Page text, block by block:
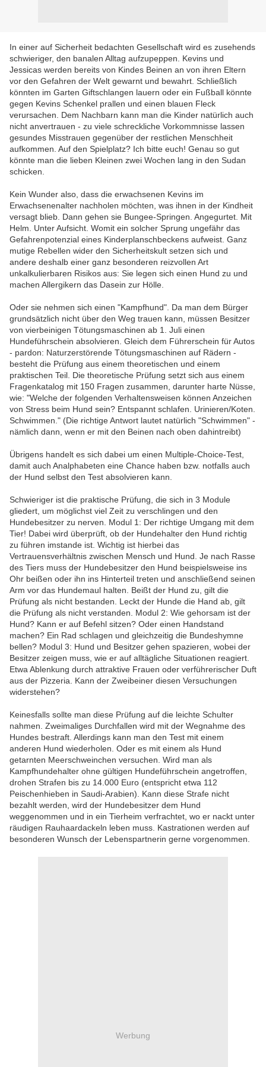
In einer auf Sicherheit bedachten Gesellschaft wird es zusehends
schwieriger, den banalen Alltag aufzupeppen. Kevins und
Jessicas werden bereits von Kindes Beinen an von ihren Eltern
vor den Gefahren der Welt gewarnt und bewahrt. Schließlich
könnten im Garten Giftschlangen lauern oder ein Fußball könnte
gegen Kevins Schenkel prallen und einen blauen Fleck
verursachen. Dem Nachbarn kann man die Kinder natürlich auch
nicht anvertrauen - zu viele schreckliche Vorkommnisse lassen
gesundes Misstrauen gegenüber der restlichen Menschheit
aufkommen. Auf den Spielplatz? Ich bitte euch! Genau so gut
könnte man die lieben Kleinen zwei Wochen lang in den Sudan
schicken.
Kein Wunder also, dass die erwachsenen Kevins im
Erwachsenenalter nachholen möchten, was ihnen in der Kindheit
versagt blieb. Dann gehen sie Bungee-Springen. Angegurtet. Mit
Helm. Unter Aufsicht. Womit ein solcher Sprung ungefähr das
Gefahrenpotenzial eines Kinderplanschbeckens aufweist. Ganz
mutige Rebellen wider den Sicherheitskult setzen sich und
andere deshalb einer ganz besonderen reizvollen Art
unkalkulierbaren Risikos aus: Sie legen sich einen Hund zu und
machen Allergikern das Dasein zur Hölle.
Oder sie nehmen sich einen "Kampfhund". Da man dem Bürger
grundsätzlich nicht über den Weg trauen kann, müssen Besitzer
von vierbeinigen Tötungsmaschinen ab 1. Juli einen
Hundeführschein absolvieren. Gleich dem Führerschein für Autos
- pardon: Naturzerstörende Tötungsmaschinen auf Rädern -
besteht die Prüfung aus einem theoretischen und einem
praktischen Teil. Die theoretische Prüfung setzt sich aus einem
Fragenkatalog mit 150 Fragen zusammen, darunter harte Nüsse,
wie: "Welche der folgenden Verhaltensweisen können Anzeichen
von Stress beim Hund sein? Entspannt schlafen. Urinieren/Koten.
Schwimmen." (Die richtige Antwort lautet natürlich "Schwimmen" -
nämlich dann, wenn er mit den Beinen nach oben dahintreibt)
Übrigens handelt es sich dabei um einen Multiple-Choice-Test,
damit auch Analphabeten eine Chance haben bzw. notfalls auch
der Hund selbst den Test absolvieren kann.
Schwieriger ist die praktische Prüfung, die sich in 3 Module
gliedert, um möglichst viel Zeit zu verschlingen und den
Hundebesitzer zu nerven. Modul 1: Der richtige Umgang mit dem
Tier! Dabei wird überprüft, ob der Hundehalter den Hund richtig
zu führen imstande ist. Wichtig ist hierbei das
Vertrauensverhältnis zwischen Mensch und Hund. Je nach Rasse
des Tiers muss der Hundebesitzer den Hund beispielsweise ins
Ohr beißen oder ihn ins Hinterteil treten und anschließend seinen
Arm vor das Hundemaul halten. Beißt der Hund zu, gilt die
Prüfung als nicht bestanden. Leckt der Hunde die Hand ab, gilt
die Prüfung als nicht verstanden. Modul 2: Wie gehorsam ist der
Hund? Kann er auf Befehl sitzen? Oder einen Handstand
machen? Ein Rad schlagen und gleichzeitig die Bundeshymne
bellen? Modul 3: Hund und Besitzer gehen spazieren, wobei der
Besitzer zeigen muss, wie er auf alltägliche Situationen reagiert.
Etwa Ablenkung durch attraktive Frauen oder verführerischer Duft
aus der Pizzeria. Kann der Zweibeiner diesen Versuchungen
widerstehen?
Keinesfalls sollte man diese Prüfung auf die leichte Schulter
nahmen. Zweimaliges Durchfallen wird mit der Wegnahme des
Hundes bestraft. Allerdings kann man den Test mit einem
anderen Hund wiederholen. Oder es mit einem als Hund
getarnten Meerschweinchen versuchen. Wird man als
Kampfhundehalter ohne gültigen Hundeführschein angetroffen,
drohen Strafen bis zu 14.000 Euro (entspricht etwa 112
Peischenhieben in Saudi-Arabien). Kann diese Strafe nicht
bezahlt werden, wird der Hundebesitzer dem Hund
weggenommen und in ein Tierheim verfrachtet, wo er nackt unter
räudigen Rauhaardackeln leben muss. Kastrationen werden auf
besonderen Wunsch der Lebenspartnerin gerne vorgenommen.
Werbung